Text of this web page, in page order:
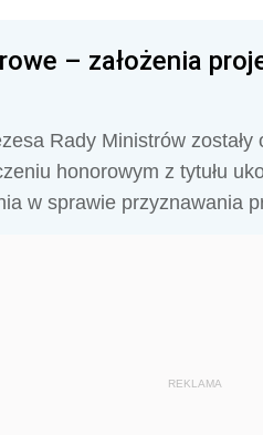
– założenia
Rady Ministrów zostały
honorowym z tytułu
w sprawie przyznawania
REKLAMA